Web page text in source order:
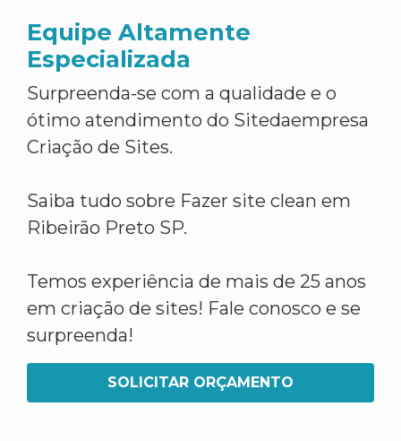
Equipe Altamente
Especializada
Surpreenda-se com a qualidade e o
ótimo atendimento do Sitedaempresa
Criação de Sites.
Saiba tudo sobre Fazer site clean em
Ribeirão Preto SP.
Temos experiência de mais de 25 anos
em criação de sites! Fale conosco e se
surpreenda!
SOLICITAR ORÇAMENTO